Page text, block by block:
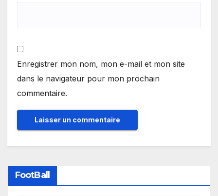
Enregistrer mon nom, mon e-mail et mon site
dans le navigateur pour mon prochain
commentaire.
FootBall